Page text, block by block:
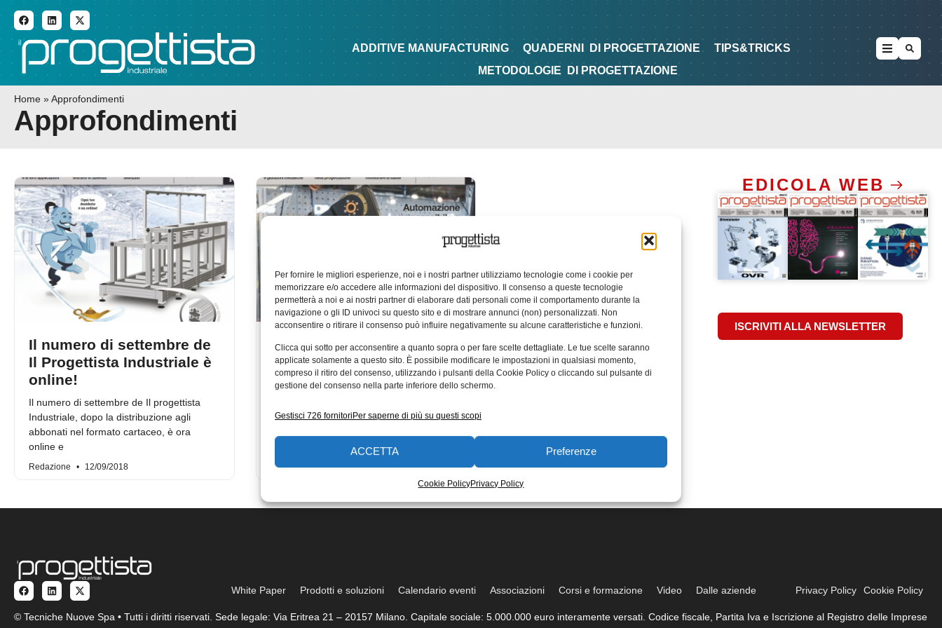
Per fornire le migliori esperienze, noi e i nostri partner utilizziamo tecnologie come i cookie per
memorizzare e/o accedere alle informazioni del dispositivo. Il consenso a queste tecnologie
permetterà a noi e ai nostri partner di elaborare dati personali come il comportamento durante la
navigazione o gli ID univoci su questo sito e di mostrare annunci (non) personalizzati. Non
acconsentire o ritirare il consenso può influire negativamente su alcune caratteristiche e funzioni.
Clicca qui sotto per acconsentire a quanto sopra o per fare scelte dettagliate. Le tue scelte saranno
applicate solamente a questo sito. È possibile modificare le impostazioni in qualsiasi momento,
compreso il ritiro del consenso, utilizzando i pulsanti della Cookie Policy o cliccando sul pulsante di
gestione del consenso nella parte inferiore dello schermo.
Gestisci 726 fornitoriPer saperne di più su questi scopi
ACCETTA Preferenze
Cookie PolicyPrivacy Policy
ADDITIVE MANUFACTURING QUADERNI DI PROGETTAZIONE TIPS&TRICKS METODOLOGIE DI PROGETTAZIONE
ADDITIVE MANUFACTURING QUADERNI DI PROGETTAZIONE
TIPS&TRICKS
METODOLOGIE
DI PROGETTAZIONE
Home » Approfondimenti
Approfondimenti
Il numero di settembre de
Il Progettista Industriale è
online!
Il numero di settembre de Il progettista
Industriale, dopo la distribuzione agli
abbonati nel formato cartaceo, è ora
online e
Redazione 12/09/2018
Il numero di febbraio de “Il
Progettista Industriale” è
online!
Il progettista Industriale, dopo la
Redazione 01/03/2018
EDICOLA WEB
ISCRIVITI ALLA NEWSLETTER
White Paper Prodotti e soluzioni Calendario eventi Associazioni Corsi e formazione Video Dalle aziende Privacy Policy Cookie Policy
© Tecniche Nuove Spa • Tutti i diritti riservati. Sede legale: Via Eritrea 21 – 20157 Milano. Capitale sociale: 5.000.000 euro interamente versati. Codice fiscale, Partita Iva e Iscrizione al Registro delle Imprese